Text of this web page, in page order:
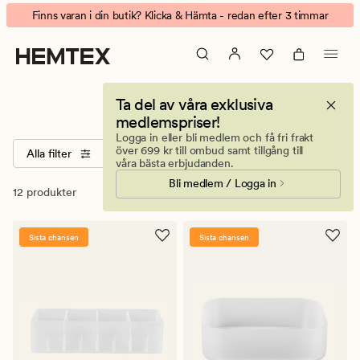
Nice
&
organized
Animerad
banner.
Klicka
på
pausa.
Finns varan i din butik? Klicka & Hämta - redan efter 3 timmar
Ta del av våra exklusiva
medlemspriser!
Logga in eller bli medlem och få fri frakt
över 699 kr till ombud samt tillgång till
våra bästa erbjudanden.
Bli medlem / Logga in
Nice & organized
Alla filter Sortera Storlekar Färger
12 produkter
Sista chansen Sista chansen